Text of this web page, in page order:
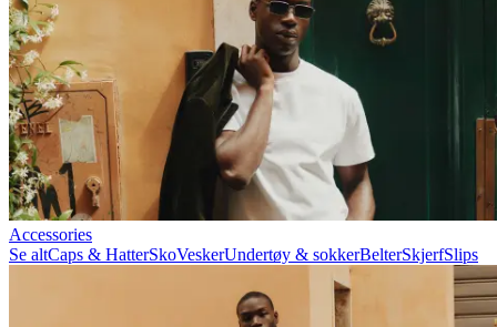
Accessories
Se altCaps & HatterSkoVeskerUndertøy & sokkerBelterSkjerfSlips